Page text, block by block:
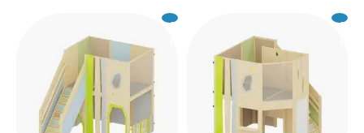
9.859
Excl.
Excl.